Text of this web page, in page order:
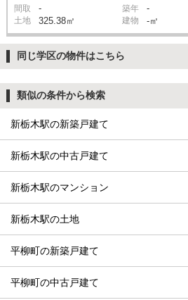
間取 - 築年 -
土地 325.38㎡ 建物 -㎡
同じ学区の物件はこちら
類似の条件から検索
新栃木駅の新築戸建て
新栃木駅の中古戸建て
新栃木駅のマンション
新栃木駅の土地
平柳町の新築戸建て
平柳町の中古戸建て